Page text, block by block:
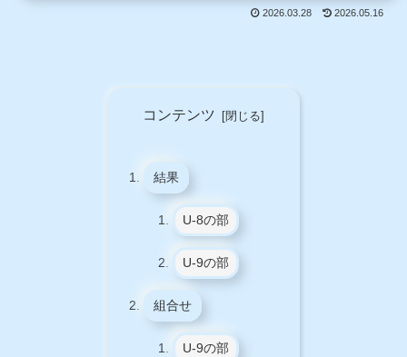
2026.03.28 2026.05.16
コンテンツ
結果
U-8の部
U-9の部
組合せ
U-9の部